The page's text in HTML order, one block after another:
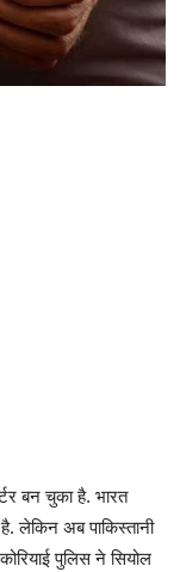
बन चुका है. भारत
लेकिन अब पाकिस्तानी
पुलिस ने सियोल